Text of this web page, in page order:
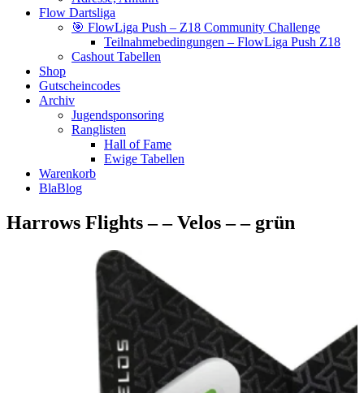
Flow Dartsliga
🎯 FlowLiga Push – Z18 Community Challenge
Teilnahmebedingungen – FlowLiga Push Z18
Cashout Tabellen
Shop
Gutscheincodes
Archiv
Jugendsponsoring
Ranglisten
Hall of Fame
Ewige Tabellen
Warenkorb
BlaBlog
Harrows Flights – – Velos – – grün